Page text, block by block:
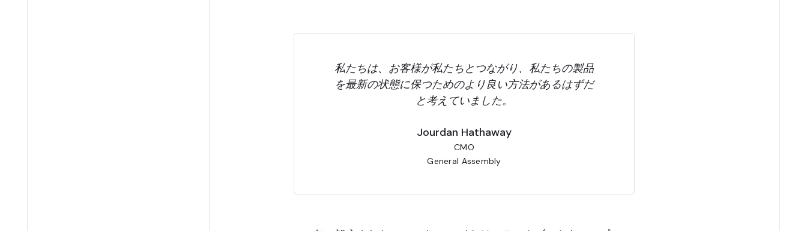
私たちは、お客様が私たちとつながり、私たちの製品
を最新の状態に保つためのより良い方法があるはずだ
と考えていました。
Jourdan Hathaway
CMO
General Assembly